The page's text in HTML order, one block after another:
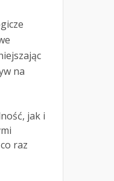
na
jak i
raz